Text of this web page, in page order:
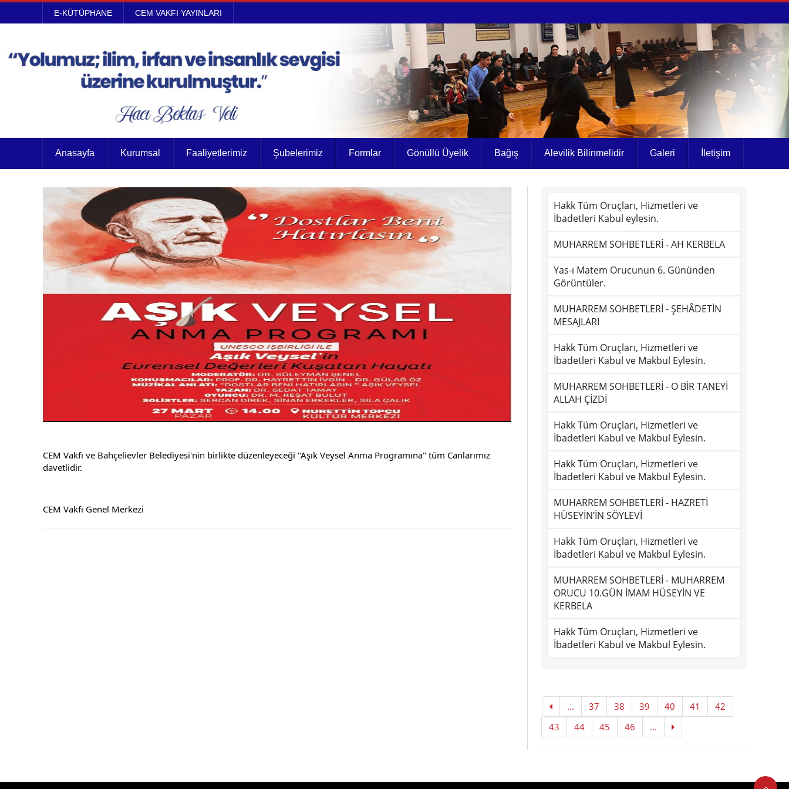
E-KÜTÜPHANE CEM VAKFI YAYINLARI
Anasayfa Kurumsal Faaliyetlerimiz Şubelerimiz Formlar Gönüllü Üyelik Bağış Alevilik Bilinmelidir Galeri İletişim
CEM Vakfı ve Bahçelievler Belediyesi'nin birlikte düzenleyeceği "Aşık Veysel Anma Programına" tüm Canlarımız
davetlidir.
CEM Vakfı Genel Merkezi
Hakk Tüm Oruçları, Hizmetleri ve
İbadetleri Kabul eylesin.
MUHARREM SOHBETLERİ - AH KERBELA
Yas-ı Matem Orucunun 6. Gününden
Görüntüler.
MUHARREM SOHBETLERİ - ŞEHÂDETİN
MESAJLARI
Hakk Tüm Oruçları, Hizmetleri ve
İbadetleri Kabul ve Makbul Eylesin.
MUHARREM SOHBETLERİ - O BİR TANEYİ
ALLAH ÇİZDİ
Hakk Tüm Oruçları, Hizmetleri ve
İbadetleri Kabul ve Makbul Eylesin.
Hakk Tüm Oruçları, Hizmetleri ve
İbadetleri Kabul ve Makbul Eylesin.
MUHARREM SOHBETLERİ - HAZRETİ
HÜSEYİN’İN SÖYLEVİ
Hakk Tüm Oruçları, Hizmetleri ve
İbadetleri Kabul ve Makbul Eylesin.
MUHARREM SOHBETLERİ - MUHARREM
ORUCU 10.GÜN İMAM HÜSEYİN VE
KERBELA
Hakk Tüm Oruçları, Hizmetleri ve
İbadetleri Kabul ve Makbul Eylesin.
... 37 38 39 40 41
42
43
44 45 46 ...